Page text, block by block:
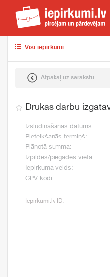
Visi iepirkumi
Atpakaļ uz sarakstu
Drukas darbu
Izsludināšanas datums:
Pieteikšanās termiņš:
Plānotā summa:
Izpildes/piegādes vieta:
Iepirkuma veids:
CPV kodi:
Iepirkumi.lv ID: